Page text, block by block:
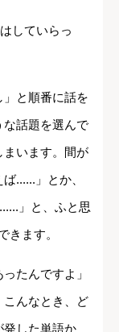
していらっ
と順番に話を
話題を選んで
います。間が
......」とか、
」と、ふと思
きます。
たんですよ」
こんなとき、ど
発した単語か